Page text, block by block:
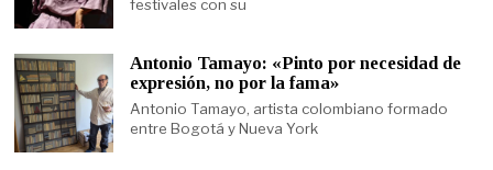
festivales con su
Antonio Tamayo: «Pinto por necesidad de
expresión, no por la fama»
Antonio Tamayo, artista colombiano formado
entre Bogotá y Nueva York